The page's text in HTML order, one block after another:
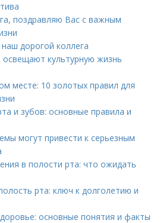
поздравляю Вас с важным
дорогой коллега
освещают культурную жизнь
месте: 10 золотых правил для
и зубов: основные правила и
могут привести к серьезным
в полости рта: что ожидать
рта: ключ к долголетию и
основные понятия и факты